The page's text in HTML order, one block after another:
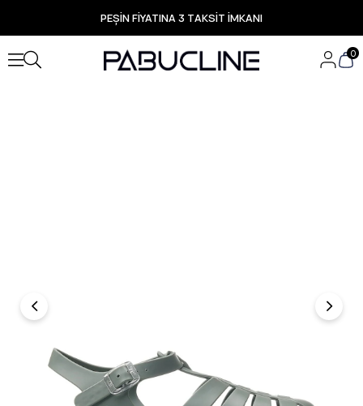
PEŞİN FİYATINA 3 TAKSİT İMKANI
TÜM ÜRÜNLERDE ÜCRETSİZ KARGO
Yeni Sezon Ürünlerde Özel Fırsatlar
Seçili Ürünlerde Hızlı Teslimat
0